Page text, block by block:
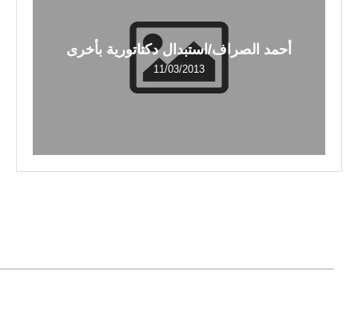
أحمد الصراف/استبدال دكتاتورية بأخرى
11/03/2013